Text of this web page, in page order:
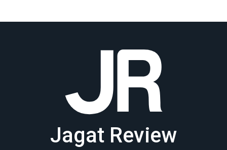
Jagat Review